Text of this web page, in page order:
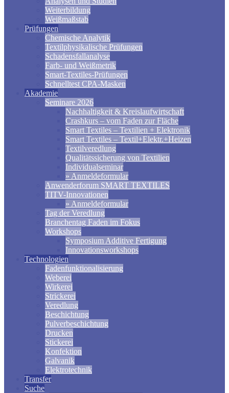
Weiterbildung
Weißmaßstab
Prüfungen
Chemische Analytik
Textilphysikalische Prüfungen
Schadensfallanalyse
Farb- und Weißmetrik
Smart-Textiles-Prüfungen
Schnelltest CPA-Masken
Akademie
Seminare 2026
Nachhaltigkeit & Kreislaufwirtschaft
Crashkurs – vom Faden zur Fläche
Smart Textiles – Textilien + Elektronik
Smart Textiles – Textil+Elektr.+Heizen
Textilveredlung
Qualitätssicherung von Textilien
Individualseminar
» Anmeldeformular
Anwenderforum SMART TEXTILES
TITV-Innovationen
» Anmeldeformular
Tag der Veredlung
Branchentag Faden im Fokus
Workshops
Symposium Additive Fertigung
Innovationsworkshops
Technologien
Fadenfunktionalisierung
Weberei
Wirkerei
Strickerei
Veredlung
Beschichtung
Pulverbeschichtung
Drucken
Stickerei
Konfektion
Galvanik
Elektrotechnik
Transfer
Suche